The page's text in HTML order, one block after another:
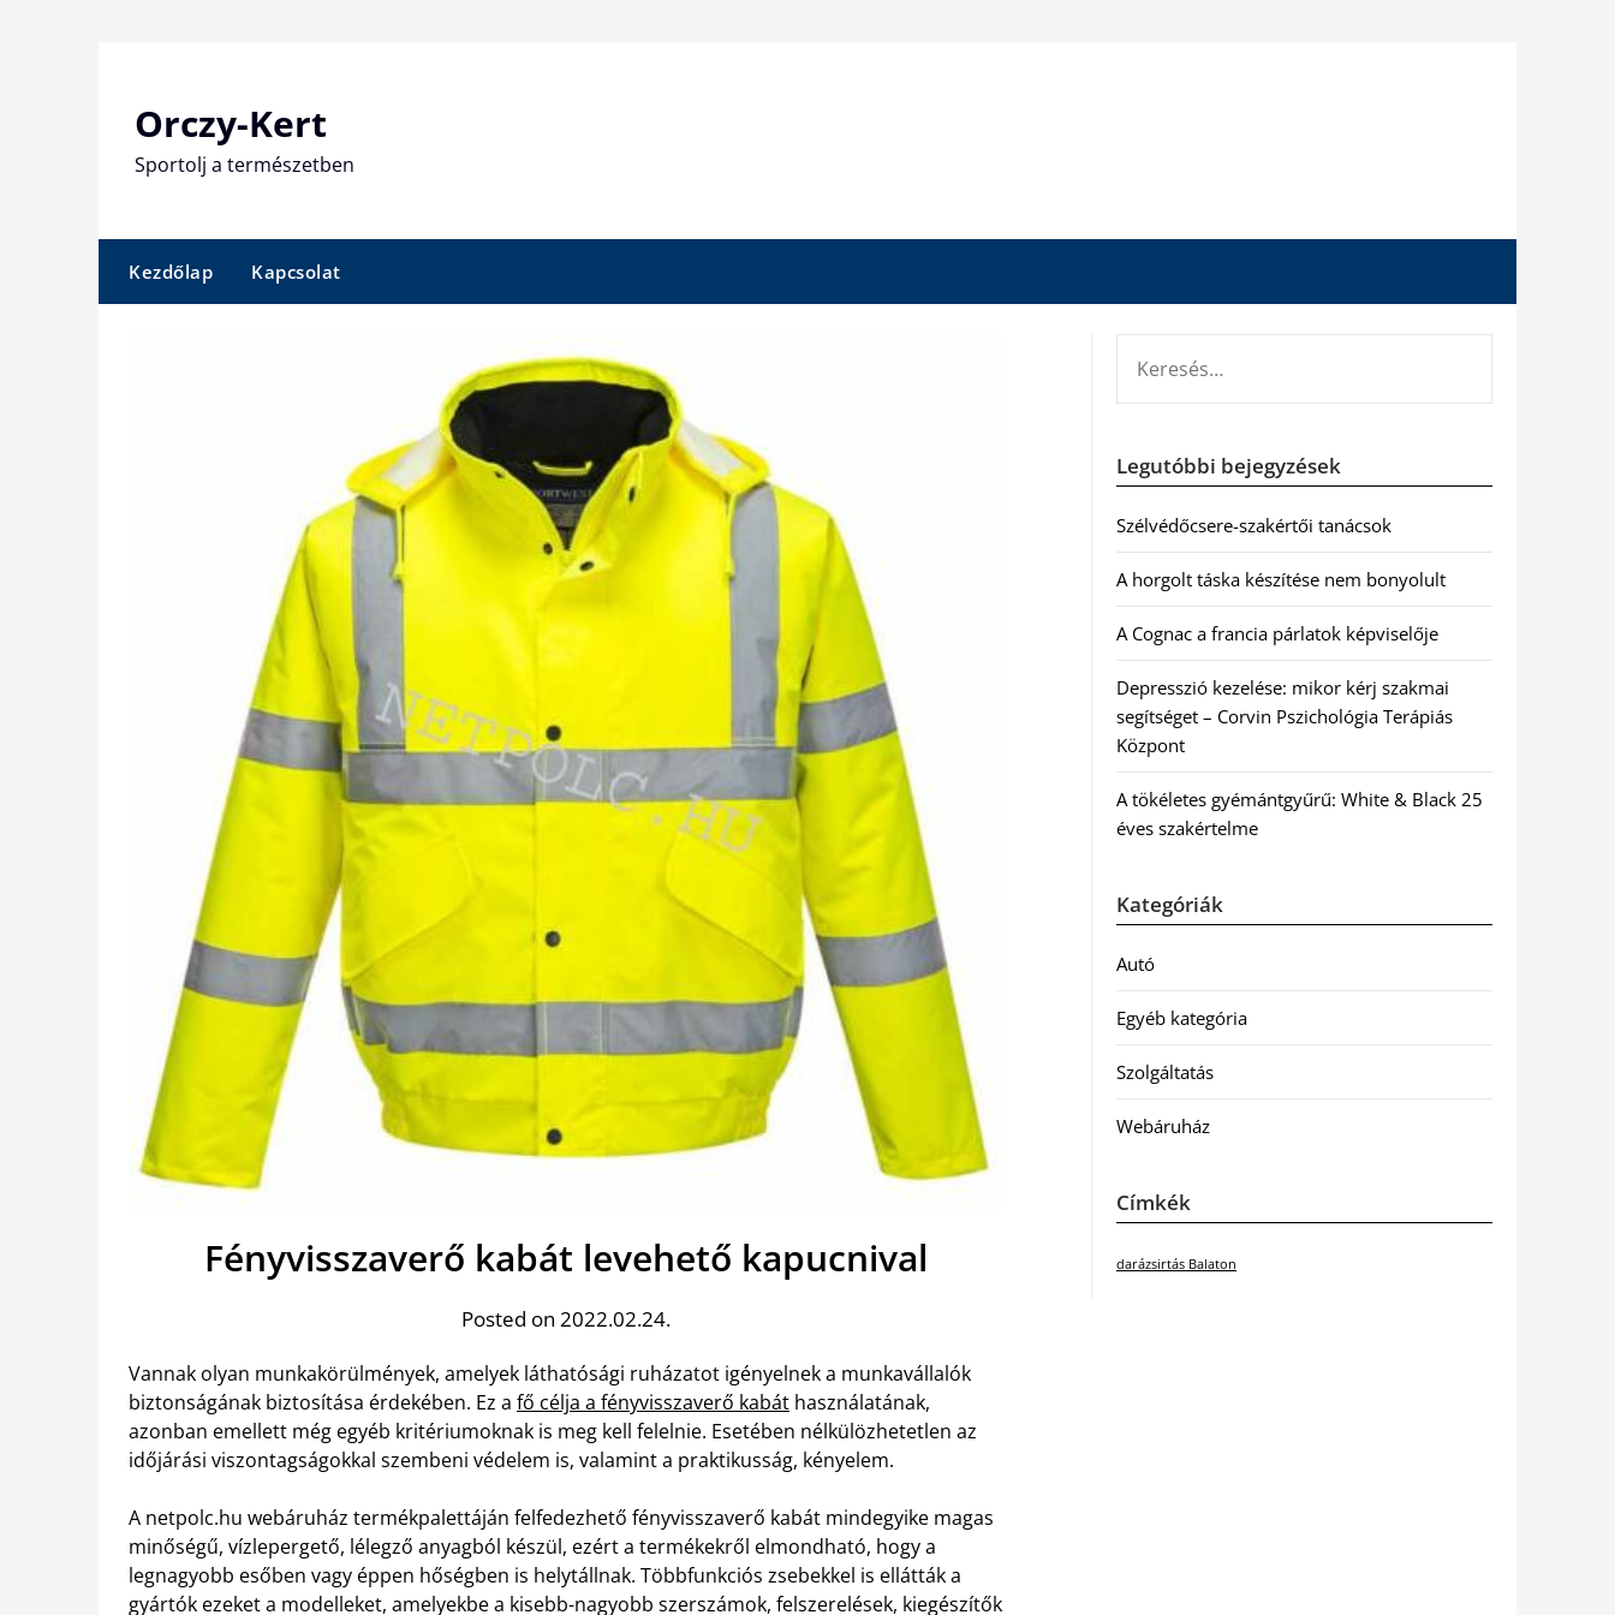
Orczy-Kert
Sportolj a természetben
Kezdőlap Kapcsolat
Fényvisszaverő kabát levehető kapucnival
Posted on 2022.02.24.
Vannak olyan munkakörülmények, amelyek láthatósági ruházatot igényelnek a munkavállalók
biztonságának biztosítása érdekében. Ez a fő célja a fényvisszaverő kabát használatának,
azonban emellett még egyéb kritériumoknak is meg kell felelnie. Esetében nélkülözhetetlen az
időjárási viszontagságokkal szembeni védelem is, valamint a praktikusság, kényelem.
A netpolc.hu webáruház termékpalettáján felfedezhető fényvisszaverő kabát mindegyike magas
minőségű, vízlepergető, lélegző anyagból készül, ezért a termékekről elmondható, hogy a
legnagyobb esőben vagy éppen hőségben is helytállnak. Többfunkciós zsebekkel is ellátták a
gyártók ezeket a modelleket, amelyekbe a kisebb-nagyobb szerszámok, felszerelések, kiegészítők
Legutóbbi bejegyzések
Szélvédőcsere-szakértői tanácsok
A horgolt táska készítése nem bonyolult
A Cognac a francia párlatok képviselője
Depresszió kezelése: mikor kérj szakmai
segítséget – Corvin Pszichológia Terápiás
Központ
A tökéletes gyémántgyűrű: White & Black 25
éves szakértelme
Kategóriák
Autó
Egyéb kategória
Szolgáltatás
Webáruház
Címkék
darázsirtás Balaton